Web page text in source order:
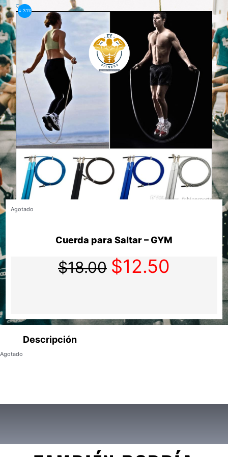
↓ 31%
🔍
Agotado
Cuerda para Saltar – GYM
$18.00 Original
price
$12.50 Current
Descripción
Agotado